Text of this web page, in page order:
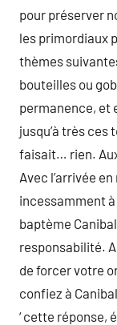
pour préserver
les primordiaux
thèmes
bouteilles ou
permanence, et
jusqu’à très ces
faisait… rien.
Avec l’arrivée
incessamment à
baptème
responsabilité.
de forcer votre
confiez à
‘ cette réponse,